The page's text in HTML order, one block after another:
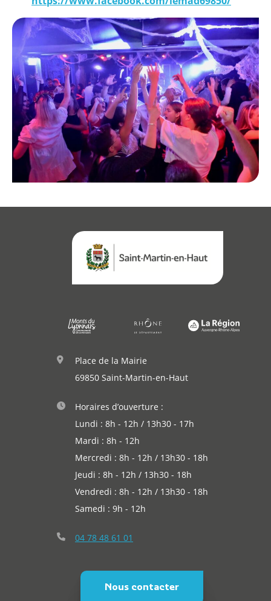
Place de la Mairie
69850 Saint-Martin-en-Haut
Horaires d’ouverture :
Lundi : 8h - 12h / 13h30 - 17h
Mardi : 8h - 12h
Mercredi : 8h - 12h / 13h30 - 18h
Jeudi : 8h - 12h / 13h30 - 18h
Vendredi : 8h - 12h / 13h30 - 18h
Samedi : 9h - 12h
04 78 48 61 01
Nous contacter
Actualités
Démarches
Annuaire
Actualités